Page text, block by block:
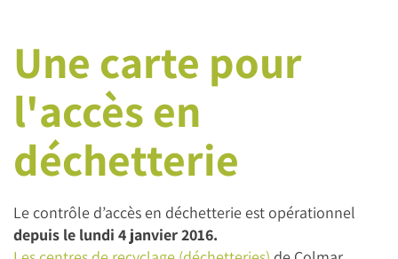
Une carte pour
l'accès en
déchetterie
Le contrôle d’accès en déchetterie est opérationnel
depuis le lundi 4 janvier 2016.